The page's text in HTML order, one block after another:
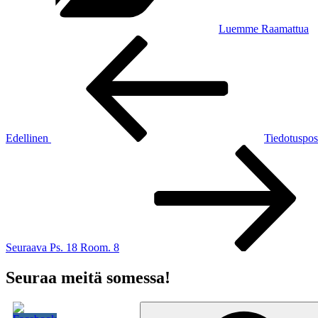
Luemme Raamattua
Edellinen
Seuraava Ps. 18 Room. 8
Seuraa meitä somessa!
Etsi: